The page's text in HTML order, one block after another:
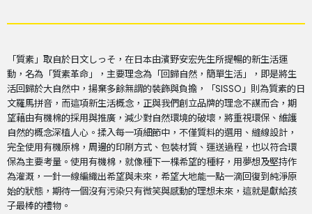
「質素」取自於日文しっそ，在日本由濱野安宏先生所提暢的新生活運
動，名為「質素革命」，主要理念為「回歸自然，簡單生活」，即是將生
活回歸於大自然中，揚棄多餘無謂的裝飾與負擔，「SISSO」則為質素的日
文羅馬拼音，而這項新生活概念，正與我們創立品牌的理念不謀而合，期
望藉由有機棉的採用與推廣，減少對自然環境的破壞，將重視環保、維護
自然的概念深植人心。揉入每一項細節中，不僅質料的選用、縫線設計，
完全使用有機原棉，周邊的印刷方式、包裝材質、運送過程，也以符合環
保為主要考量。使用有機棉，就像種下一棵希望的種籽，用夢想及堅持作
為灌溉，一針一線編織出希望與未來，希望大地能一點一滴回復到純淨原
始的狀態，期待一個沒有污染只有微笑與感動的理想未來，這就是獻給孩
子最棒的禮物。